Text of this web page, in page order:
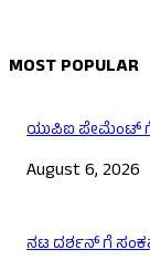
MOST POPULAR
ಯುಪಿಐ ಪೇಮೆಂಟ್ ಗೆ
August 6, 2026
ನಟ ದರ್ಶನ್ ಗೆ